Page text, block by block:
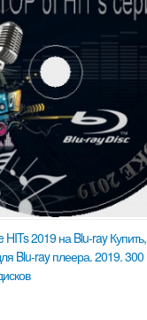
HITs 2019 на Blu-ray Купить,
Blu-ray плеера. 2019. 300